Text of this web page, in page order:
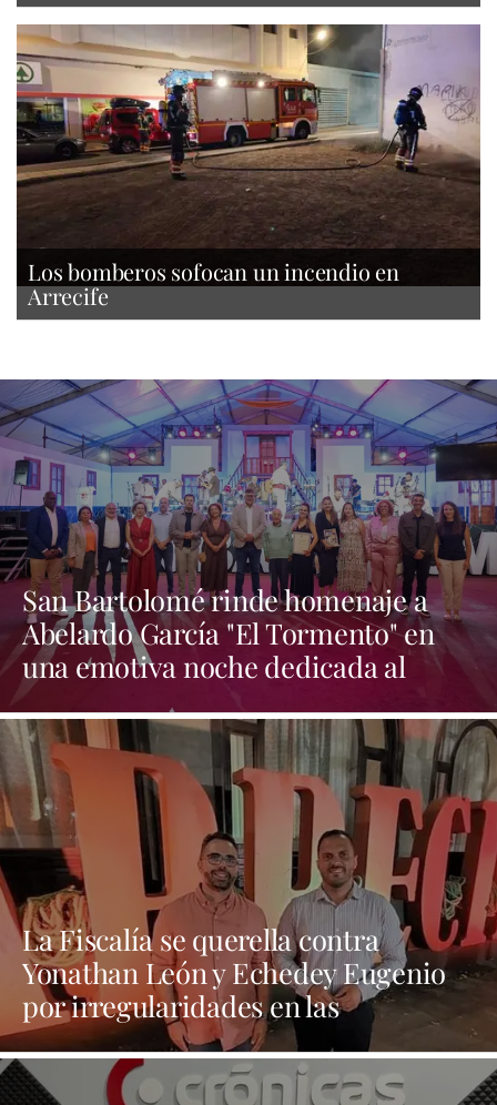
Los bomberos sofocan un incendio en
Arrecife
San Bartolomé rinde homenaje a
Abelardo García "El Tormento" en
una emotiva noche dedicada al
folclore canario
La Fiscalía se querella contra
Yonathan León y Echedey Eugenio
por irregularidades en las
contrataciones de las fiestas